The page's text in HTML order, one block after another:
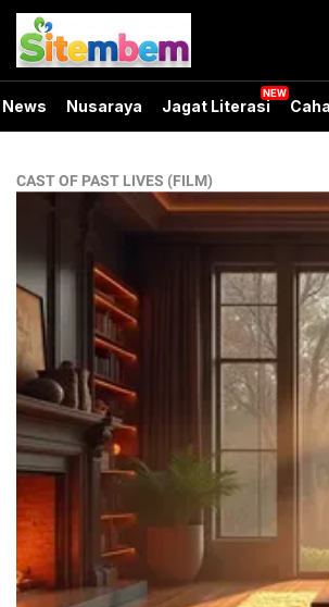
News Nusaraya Jagat Literasi
CAST OF PAST LIVES (FILM)